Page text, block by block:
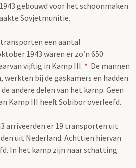
gebouwd voor het schoonmaken
Sovjetmunitie.
transporten een aantal
1943 waren er zo’n 650
vijftig in Kamp III. * De mannen
werkten bij de gaskamers en hadden
andere delen van het kamp. Geen
Kamp III heeft Sobibor overleefd.
arriveerden er 19 transporten uit
uit Nederland. Achttien hiervan
In het kamp zijn naar schatting